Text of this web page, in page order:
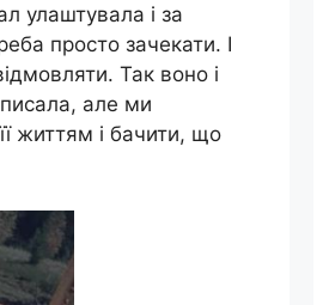
улаштувала і за
просто зачекати. І
Так воно і
але ми
життям і бачити, що